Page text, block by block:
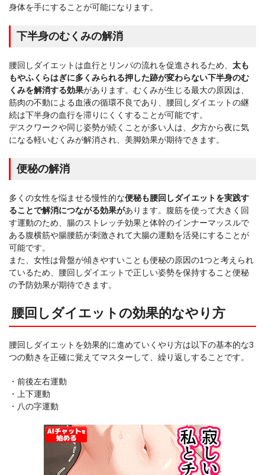
身体を手にすることが可能になります。
下半身のむくみの解消
腰回しダイエットは血行とリンパの流れを促進されるため、 太も
もやふくらはぎに多くみられる押した跡が変わらない下半身のむ
くみを解消する効果があります。むくみが生じる最大の原因は、
筋肉の不動による血液の循環不良であり、腰回しダイエットの継
続は下半身の血行を滞りにくくすることが可能です。
デスクワークや同じ姿勢が続くことが多い人は、夕方から夜に気
になる軽いむくみが解消され、美脚効果が期待できます。
便秘の解消
多くの女性を悩ませる慢性的な便秘も腰回しダイエットを実践す
ることで解消につながる効果があります。腹筋を使って大きく回
す運動のため、腸のストレッチ効果と体幹のインナーマッスルで
ある腹横筋や腸腰筋が刺激されて大腸の運動を活発にすることが
可能です。
また、女性は骨盤が傾きやすいことも便秘の原因の1つと考えられ
ているため、腰回しダイエットで正しい姿勢を保持すること便秘
の予防効果が期待できます。
腰回しダイエットの効果的なやり方
腰回しダイエットを効果的に進めていくやり方は以下の基本的な3
つの動きを正確に覚えてマスターして、繰り返しすることです。
・前後左右運動
・上下運動
・八の字運動